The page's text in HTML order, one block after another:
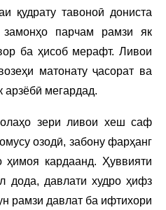
қудрату тавоноӣ дониста
парчам рамзи як
ба ҳисоб мерафт. Ливои
матонату ҷасорат ва
арзёбӣ мегардад.
зери ливои хеш саф
озодӣ, забону фарҳанг
кардаанд. Ҳуввияти
дода, давлати худро ҳифз
рамзи давлат ба ифтихори